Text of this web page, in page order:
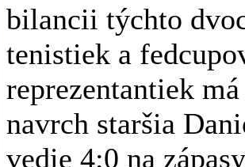
bilancii týchto
tenistiek a
reprezentantiek
navrch staršia
vedie 4:0 na